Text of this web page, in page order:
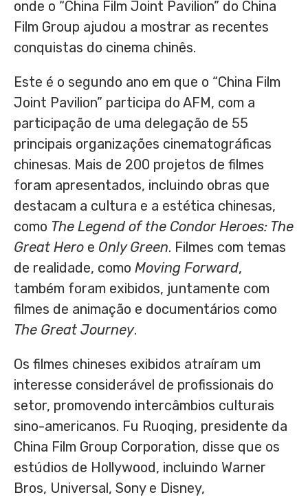
onde o “China Film Joint Pavilion” do China
Film Group ajudou a mostrar as recentes
conquistas do cinema chinês.
Este é o segundo ano em que o “China Film
Joint Pavilion” participa do AFM, com a
participação de uma delegação de 55
principais organizações cinematográficas
chinesas. Mais de 200 projetos de filmes
foram apresentados, incluindo obras que
destacam a cultura e a estética chinesas,
como The Legend of the Condor Heroes: The
Great Hero e Only Green. Filmes com temas
de realidade, como Moving Forward,
também foram exibidos, juntamente com
filmes de animação e documentários como
The Great Journey.
Os filmes chineses exibidos atraíram um
interesse considerável de profissionais do
setor, promovendo intercâmbios culturais
sino-americanos. Fu Ruoqing, presidente da
China Film Group Corporation, disse que os
estúdios de Hollywood, incluindo Warner
Bros, Universal, Sony e Disney,